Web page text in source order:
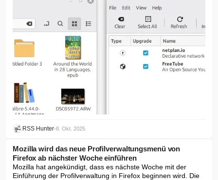
RSS Hunter•8. Okt. 2025
Mozilla wird das neue Profilverwaltungsmenü von
Firefox ab nächster Woche einführen
Mozilla hat angekündigt, dass es nächste Woche mit der
Einführung der Profilverwaltung in Firefox beginnen wird. Die